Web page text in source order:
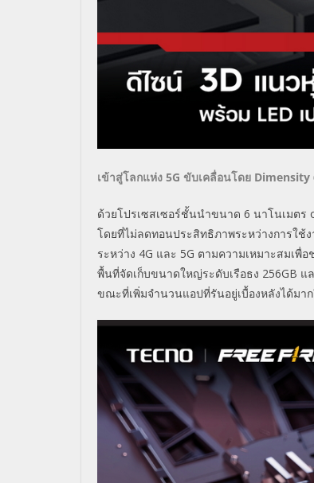
เข้าสู่โลกแห่ง 5G ขับเคลื่อนโดย Dimensity
ด้วยโปรเซสเซอร์ชั้นนำขนาด 6 นาโนเมตร
โดยที่ไม่ลดทอนประสิทธิภาพระหว่างการใ
ระหว่าง 4G และ 5G ตามความเหมาะสมเ
พื้นที่จัดเก็บขนาดใหญ่ระดับเรือธง 256GB แ
ขณะที่เพิ่มจำนวนแอปที่รันอยู่เบื้องหลังได้มา